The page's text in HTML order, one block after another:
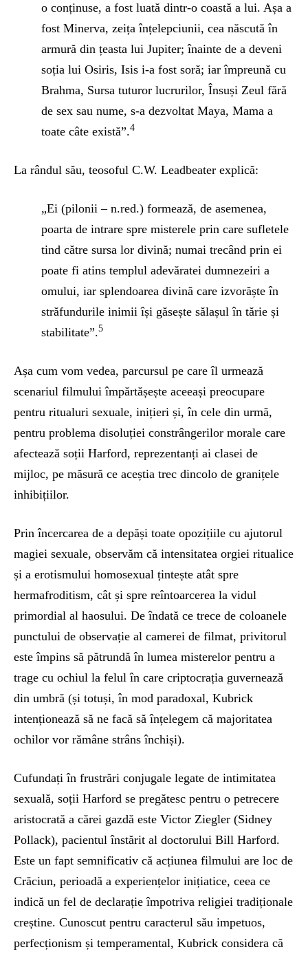
o conținuse, a fost luată dintr-o coastă a lui. Așa a
fost Minerva, zeița înțelepciunii, cea născută în
armură din țeasta lui Jupiter; înainte de a deveni
soția lui Osiris, Isis i-a fost soră; iar împreună cu
Brahma, Sursa tuturor lucrurilor, Însuși Zeul fără
de sex sau nume, s-a dezvoltat Maya, Mama a
toate câte există”.4
La rândul său, teosoful C.W. Leadbeater explică:
„Ei (pilonii – n.red.) formează, de asemenea,
poarta de intrare spre misterele prin care sufletele
tind către sursa lor divină; numai trecând prin ei
poate fi atins templul adevăratei dumnezeiri a
omului, iar splendoarea divină care izvorăște în
străfundurile inimii își găsește sălașul în tărie și
stabilitate”.5
Așa cum vom vedea, parcursul pe care îl urmează
scenariul filmului împărtășește aceeași preocupare
pentru ritualuri sexuale, inițieri și, în cele din urmă,
pentru problema disoluției constrângerilor morale care
afectează soții Harford, reprezentanți ai clasei de
mijloc, pe măsură ce aceștia trec dincolo de granițele
inhibițiilor.
Prin încercarea de a depăși toate opozițiile cu ajutorul
magiei sexuale, observăm că intensitatea orgiei ritualice
și a erotismului homosexual țintește atât spre
hermafroditism, cât și spre reîntoarcerea la vidul
primordial al haosului. De îndată ce trece de coloanele
punctului de observație al camerei de filmat, privitorul
este împins să pătrundă în lumea misterelor pentru a
trage cu ochiul la felul în care criptocrația guvernează
din umbră (și totuși, în mod paradoxal, Kubrick
intenționează să ne facă să înțelegem că majoritatea
ochilor vor rămâne strâns închiși).
Cufundați în frustrări conjugale legate de intimitatea
sexuală, soții Harford se pregătesc pentru o petrecere
aristocrată a cărei gazdă este Victor Ziegler (Sidney
Pollack), pacientul înstărit al doctorului Bill Harford.
Este un fapt semnificativ că acțiunea filmului are loc de
Crăciun, perioadă a experiențelor inițiatice, ceea ce
indică un fel de declarație împotriva religiei tradiționale
creștine. Cunoscut pentru caracterul său impetuos,
perfecționism și temperamental, Kubrick considera că